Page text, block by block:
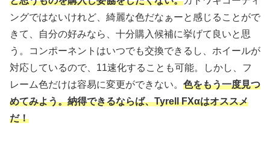
ングではないけれど、綺麗な色だなぁーと感じることがで
きて、自分の好みなら、十分購入候補に挙げて良いと思
う。コンポーネントはいつでも交換できるし、ホイールが
対応しているので、11速化することも可能。しかし、フ
レーム色だけは容易に変更ができない。 色をもう一度見つ
めてみよう。納得できるならば、Tyrell FXαはオススメ
だ！